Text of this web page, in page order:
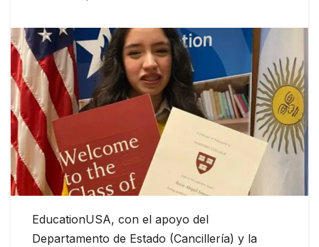
EducationUSA, con el apoyo del
Departamento de Estado (Cancillería) y la